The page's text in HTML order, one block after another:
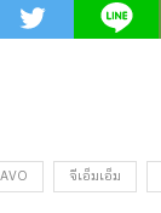
จีเอ็มเอ็ม